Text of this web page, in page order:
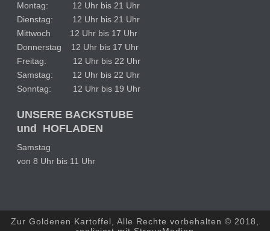
Montag: 12 Uhr bis 21 Uhr
Dienstag: 12 Uhr bis 21 Uhr
Mittwoch 12 Uhr bis 17 Uhr
Donnerstag 12 Uhr bis 17 Uhr
Freitag: 12 Uhr bis 22 Uhr
Samstag: 12 Uhr bis 22 Uhr
Sonntag: 12 Uhr bis 19 Uhr
UNSERE BACKSTUBE
und HOFLADEN
Samstag
von 8 Uhr bis 11 Uhr
Zur Goldenen Kartoffel, Alle Rechte vorbehalten © 2018,